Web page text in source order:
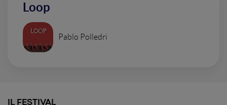
Loop
Pablo Polledri
IL FESTIVAL